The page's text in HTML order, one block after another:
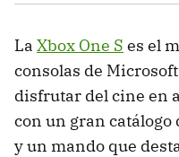
La Xbox One S es el
consolas de
disfrutar del cine en
con un gran
y un mando que